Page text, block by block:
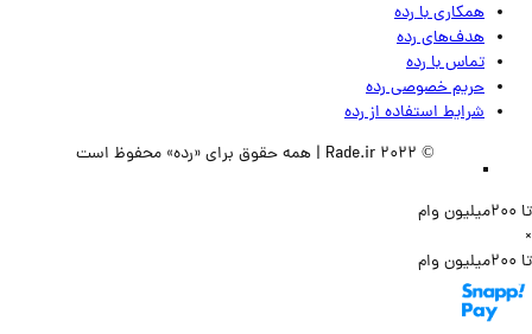
همکاری با رده
هدف‌های رده
تماس‌ با‌ رده
حریم خصوصی رده
شرایط استفاده از رده